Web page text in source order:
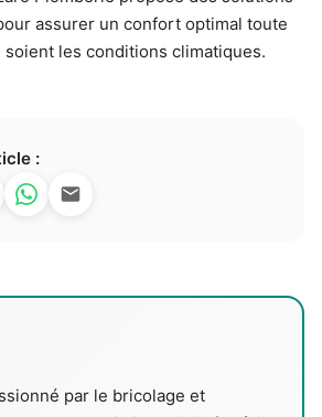
assurer un confort optimal toute
soient les conditions climatiques.
:
par le bricolage et